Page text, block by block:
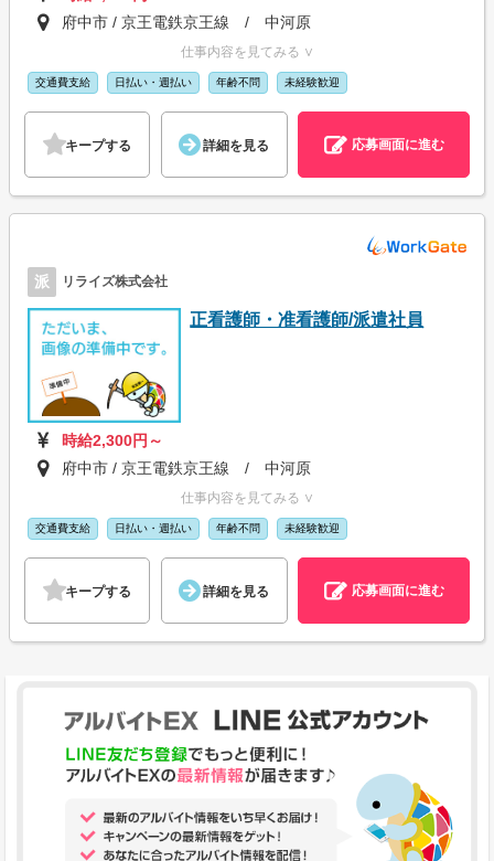
府中市 / 京王電鉄京王線 / 中河原
仕事内容を見てみる ∨
交通費支給 日払い・週払い 年齢不問 未経験歓迎
キープする 詳細を見る 応募画面に進む
派 リライズ株式会社
正看護師・准看護師/派遣社員
時給2,300円～
府中市 / 京王電鉄京王線 / 中河原
仕事内容を見てみる ∨
交通費支給 日払い・週払い 年齢不問 未経験歓迎
キープする 詳細を見る 応募画面に進む